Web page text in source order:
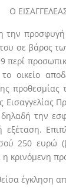
προσφυγή
σε βάρος
περί
οικείο
Εισαγγελίας
την
εξέταση.
250 ευρώ
κρινόμενη
έγκληση